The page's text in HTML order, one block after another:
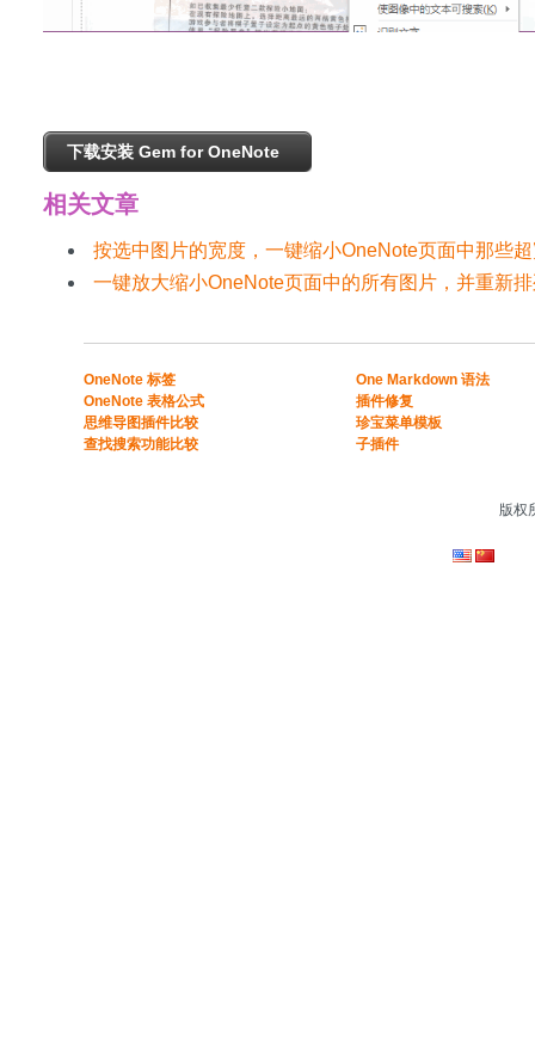
下载安装 Gem for OneNote
相关文章
按选中图片的宽度，一键缩小OneNote页面中那些
一键放大缩小OneNote页面中的所有图片，并重新
​​OneNote 标签
OneNote 表格公式​
​思维导图插件比较​
​查找搜索功能比较​
One Markdown 语法
插件修复
珍宝菜单模板
子插件
版权